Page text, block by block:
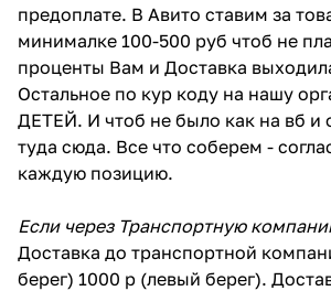
предоплате. В Авито ставим за
минималке 100-500 руб чтоб не
проценты Вам и Доставка
Остальное по кур коду на нашу
ДЕТЕЙ. И чтоб не было как на вб и
туда сюда. Все что соберем -
каждую позицию.
Если через Транспортную
Доставка до транспортной
берег) 1000 р (левый берег).